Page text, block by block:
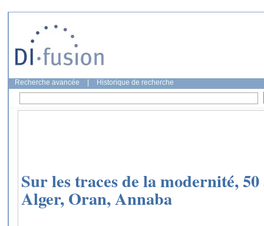
Recherche avancée Historique de recherche
Sur les traces de la modernité,
Alger, Oran, Annaba